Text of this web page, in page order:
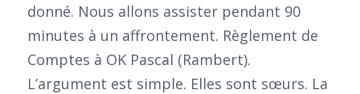
donné. Nous allons assister pendant 90
minutes à un affrontement. Règlement de
Comptes à OK Pascal (Rambert).
L’argument est simple. Elles sont sœurs. La